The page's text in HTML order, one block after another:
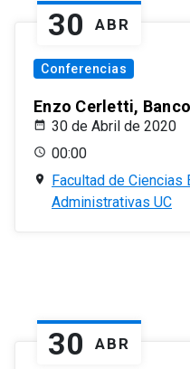
30 ABR
Conferencias
Enzo Cerletti,
30 de Abril de 2020
00:00
Facultad de Ciencias
Administrativas UC
30 ABR